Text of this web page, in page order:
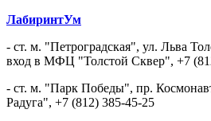
ЛабиринтУм
- ст. м. "Петроградская", ул. Льва
вход в МФЦ "Толстой Сквер", +7
- ст. м. "Парк Победы", пр.
Радуга", +7 (812) 385-45-25